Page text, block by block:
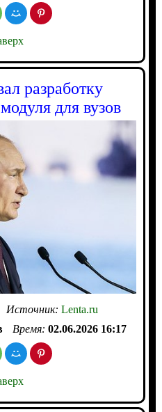
разработку
для вузов
Источник: Lenta.ru
Время: 02.06.2026 16:17